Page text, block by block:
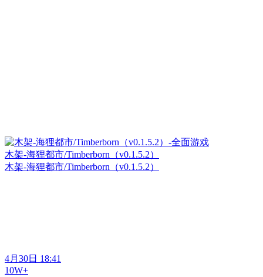
木架-海狸都市/Timberborn（v0.1.5.2）
木架-海狸都市/Timberborn（v0.1.5.2）
4月30日 18:41
10W+